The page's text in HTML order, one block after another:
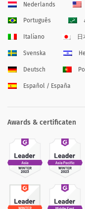
Nederlands
Português
Italiano 日
Svenska
Deutsch
Español / España
Awards & certificaten